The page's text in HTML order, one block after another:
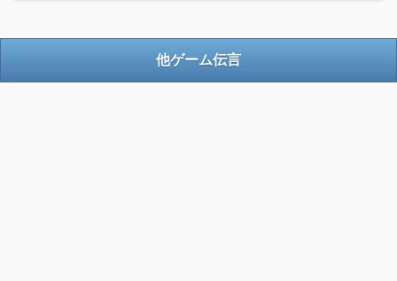
他ゲーム伝言